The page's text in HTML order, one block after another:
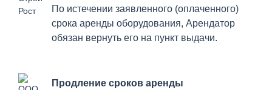
По истечении заявленного (оплаченного)
срока аренды оборудования, Арендатор
обязан вернуть его на пункт выдачи.
Продление сроков аренды